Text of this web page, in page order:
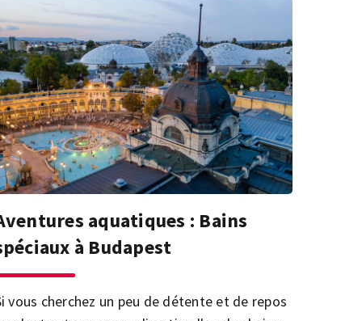
aquatiques : Bains
à Budapest
vous cherchez un peu de détente et de repos